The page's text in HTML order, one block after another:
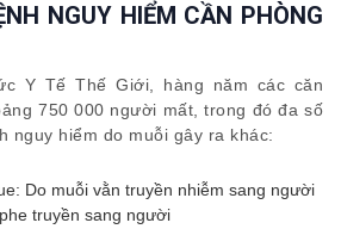
NGUY HIỂM CẦN PHÒNG
Y Tế Thế Giới, hàng năm các căn
750 000 người mất, trong đó đa số
nguy hiểm do muỗi gây ra khác:
Do muỗi vằn truyền nhiễm sang người
truyền sang người